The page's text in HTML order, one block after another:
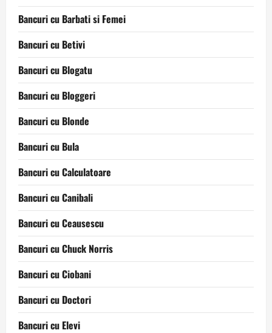
Bancuri cu Barbati si Femei
Bancuri cu Betivi
Bancuri cu Blogatu
Bancuri cu Bloggeri
Bancuri cu Blonde
Bancuri cu Bula
Bancuri cu Calculatoare
Bancuri cu Canibali
Bancuri cu Ceausescu
Bancuri cu Chuck Norris
Bancuri cu Ciobani
Bancuri cu Doctori
Bancuri cu Elevi